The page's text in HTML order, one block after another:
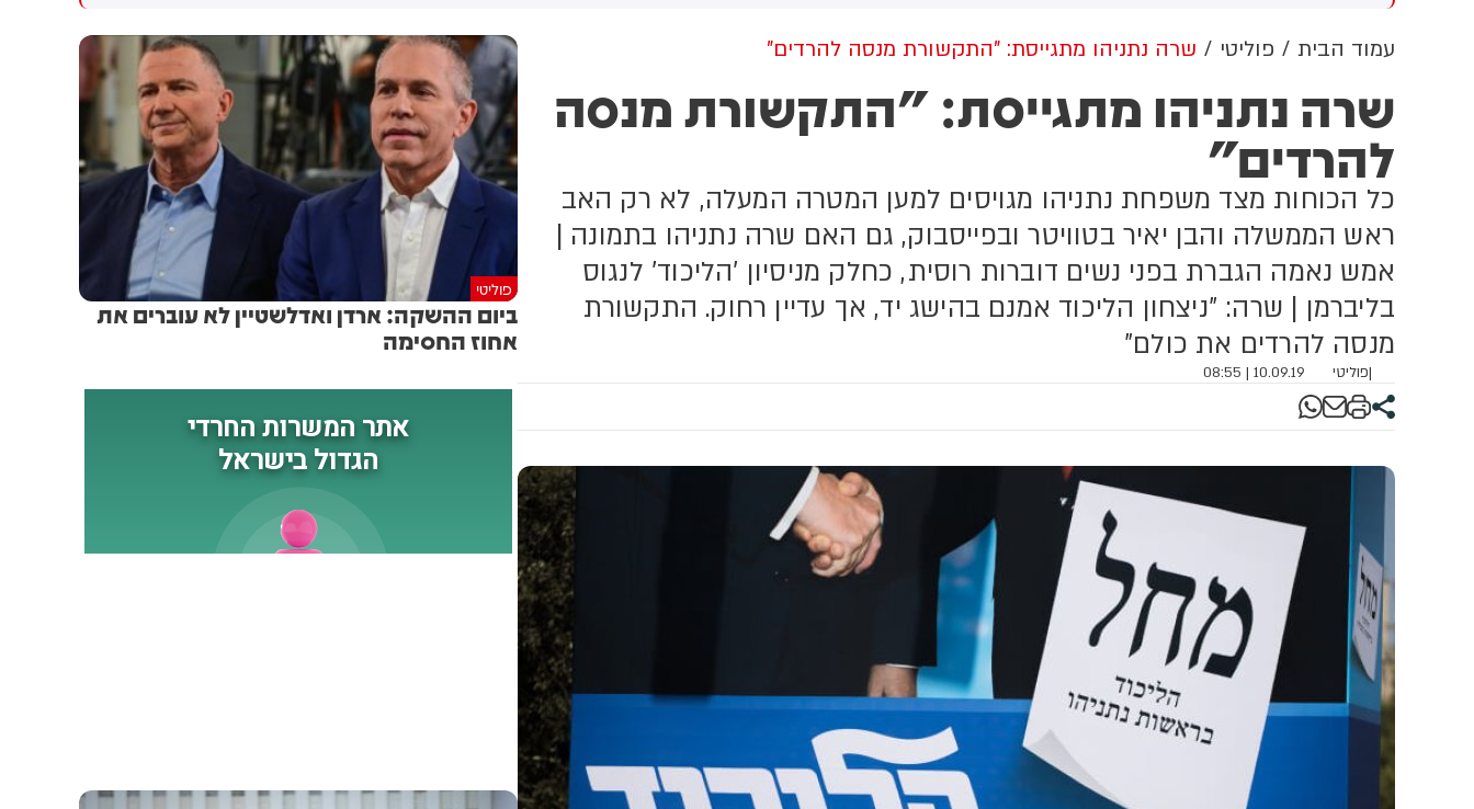
בקרוב
האזרחי. המהלך תלוי באישור
מוסדות המפלגה, לקראת ועידת
באוגוסט
עמוד הבית פוליטי שרה נתניהו מתגייסת: "התקשורת מנסה להרדים"
שרה נתניהו מתגייסת: "התקשורת מנסה
להרדים"
כל הכוחות מצד משפחת נתניהו מגויסים למען המטרה המעלה, לא רק האב
ראש הממשלה והבן יאיר בטוויטר ובפייסבוק, גם האם שרה נתניהו בתמונה |
אמש נאמה הגברת בפני נשים דוברות רוסית, כחלק מניסיון 'הליכוד' לנגוס
בליברמן | שרה: "ניצחון הליכוד אמנם בהישג יד, אך עדיין רחוק. התקשורת
מנסה להרדים את כולם"
|פוליטי 10.09.19 | 08:55
פוליטי
ביום ההשקה: ארדן ואדלשטיין לא עוברים את
אחוז החסימה